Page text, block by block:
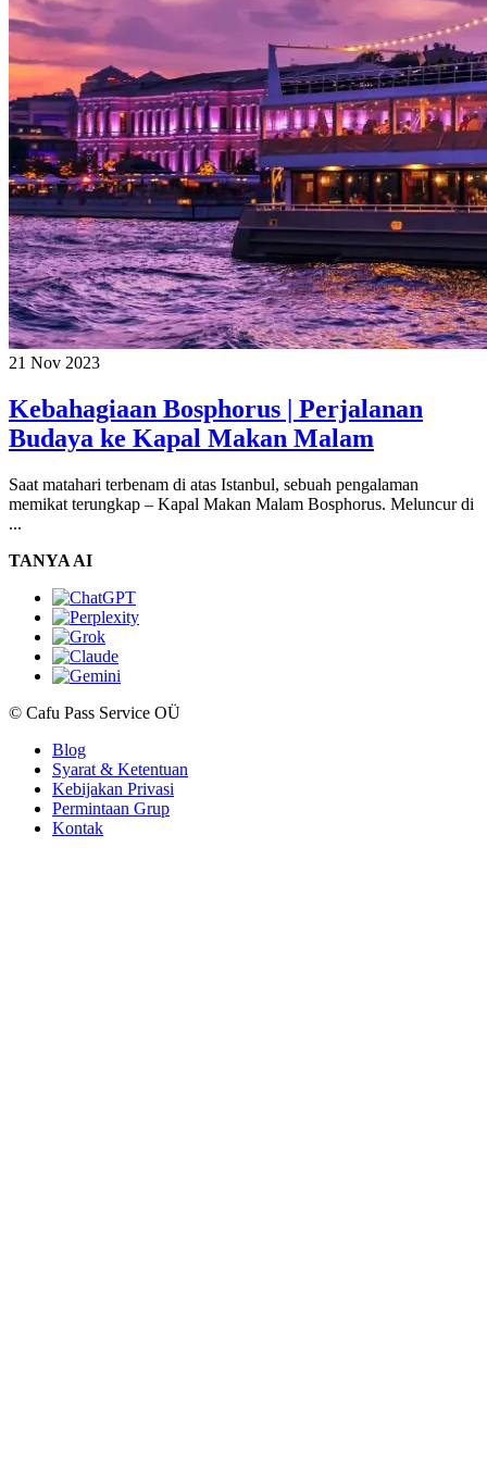
21 Nov 2023
Kebahagiaan Bosphorus | Perjalanan
Budaya ke Kapal Makan Malam
Saat matahari terbenam di atas Istanbul, sebuah pengalaman
memikat terungkap – Kapal Makan Malam Bosphorus. Meluncur di
...
TANYA AI
© Cafu Pass Service OÜ
Blog
Syarat & Ketentuan
Kebijakan Privasi
Permintaan Grup
Kontak